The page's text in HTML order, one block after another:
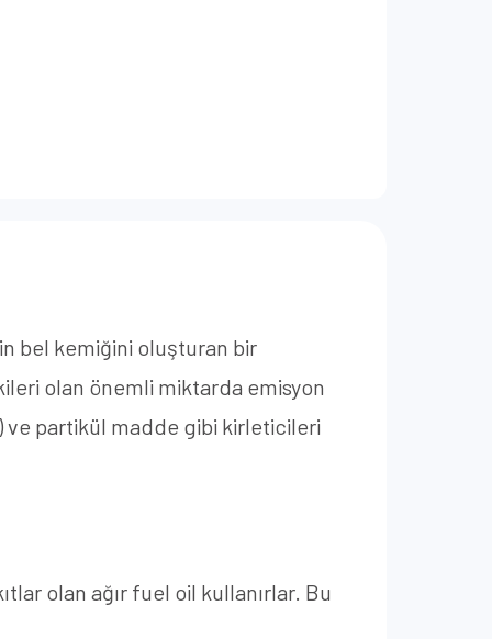
bel kemiğini oluşturan bir
olan önemli miktarda emisyon
ve partikül madde gibi kirleticileri
olan ağır fuel oil kullanırlar. Bu